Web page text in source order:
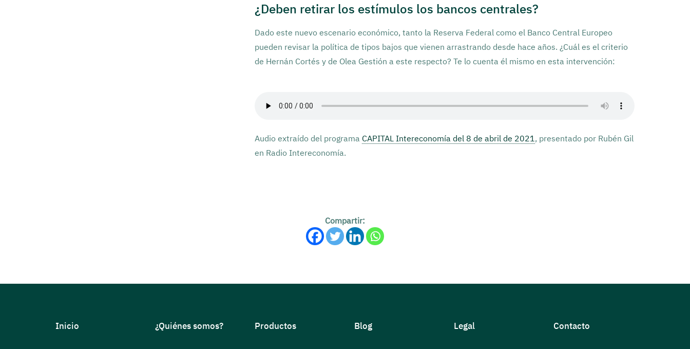
¿Deben retirar los estímulos los bancos centrales?
Dado este nuevo escenario económico, tanto la Reserva Federal como el Banco Central Europeo
pueden revisar la política de tipos bajos que vienen arrastrando desde hace años. ¿Cuál es el criterio
de Hernán Cortés y de Olea Gestión a este respecto? Te lo cuenta él mismo en esta intervención:
Audio extraído del programa CAPITAL Intereconomía del 8 de abril de 2021, presentado por Rubén Gil
en Radio Intereconomía.
Compartir:
Inicio ¿Quiénes somos? Productos Blog Legal Contacto